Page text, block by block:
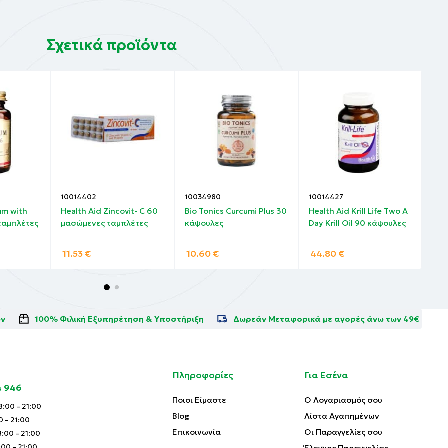
mg
100 mg
Θειική Χονδροϊτίνη, Παράγοντας διόγκωσης
(PVPylxydrocelle, PVP), )], Υαλουρονικό Οξύ,
Εκχύλισμα κουρκουμίνης 10:1 [προέρχεται από κουρκουμά
Σχετικά προϊόντα
with
10014402
Health Aid Zincovit- C 60
μασώμενες ταμπλέτες
11.53 €
10034980
Bio Tonics Curcumi Plus 30
κάψουλες
10.60 €
10014427
Health Aid Krill Life Two A
Day Krill Oil 90 κάψουλες
44.80 €
100% Φιλική Εξυπηρέτηση & Υποστήριξη Δωρεάν Μεταφορικά με αγορές άνω των 49€
946
– 21:00
– 21:00
– 21:00
Πληροφορίες
Ποιοι Είμαστε
Blog
Επικοινωνία
Για Εσένα
Ο Λογαριασμός σου
Λίστα Αγαπημένων
Οι Παραγγελίες σου